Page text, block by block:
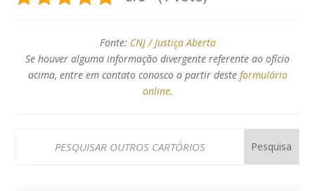
Fonte: CNJ / Justiça Aberta
Se houver alguma informação divergente referente ao ofício
acima, entre em contato conosco a partir deste formulário
online.